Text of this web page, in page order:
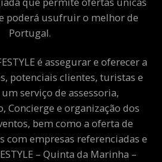
poderá usufruir o melhor de
Portugal.
é assegurar e oferecer a
potenciais clientes, turistas e
serviço de assessoria,
Concierge e organização dos
bem como a oferta de
com empresas referenciadas e
– Quinta da Marinha –